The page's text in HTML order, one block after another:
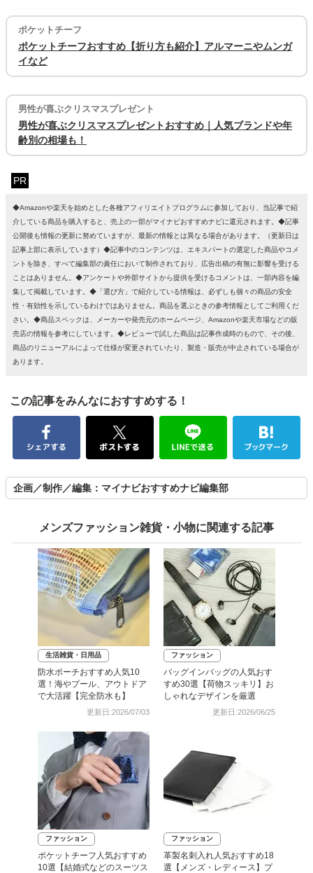
ポケットチーフ
ポケットチーフおすすめ【折り方も紹介】アルマーニやムンガ
イなど
男性が喜ぶクリスマスプレゼント
男性が喜ぶクリスマスプレゼントおすすめ｜人気ブランドや年
齢別の相場も！
PR
◆Amazonや楽天を始めとした各種アフィリエイトプログラムに参加しており、当記事で紹
介している商品を購入すると、売上の一部がマイナビおすすめナビに還元されます。◆記事
公開後も情報の更新に努めていますが、最新の情報とは異なる場合があります。（更新日は
記事上部に表示しています）◆記事中のコンテンツは、エキスパートの選定した商品やコメ
ントを除き、すべて編集部の責任において制作されており、広告出稿の有無に影響を受ける
ことはありません。◆アンケートや外部サイトから提供を受けるコメントは、一部内容を編
集して掲載しています。◆「選び方」で紹介している情報は、必ずしも個々の商品の安全
性・有効性を示しているわけではありません。商品を選ぶときの参考情報としてご利用くだ
さい。◆商品スペックは、メーカーや発売元のホームページ、Amazonや楽天市場などの販
売店の情報を参考にしています。◆レビューで試した商品は記事作成時のもので、その後、
商品のリニューアルによって仕様が変更されていたり、製造・販売が中止されている場合が
あります。
この記事をみんなにおすすめする！
企画／制作／編集：マイナビおすすめナビ編集部
メンズファッション雑貨・小物に関連する記事
生活雑貨・日用品
防水ポーチおすすめ人気10
選！海やプール、アウトドア
で大活躍【完全防水も】
更新日:2026/07/03
ファッション
バッグインバッグの人気おす
すめ30選【荷物スッキリ】お
しゃれなデザインを厳選
更新日:2026/06/25
ファッション
ポケットチーフ人気おすすめ
10選【結婚式などのスーツス
ファッション
革製名刺入れ人気おすすめ18
選【メンズ・レディース】プ